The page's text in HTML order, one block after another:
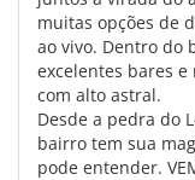
muitas opções de
ao vivo. Dentro do
excelentes bares
com alto astral.
Desde a pedra do
bairro tem sua
pode entender.